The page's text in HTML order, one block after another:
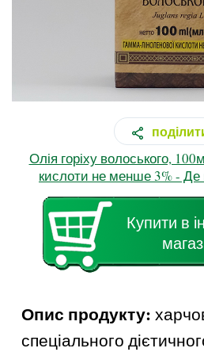
Олія горіху волоського,
кислоти не менше 3% - Де
Купити в
Опис продукту:
спеціального